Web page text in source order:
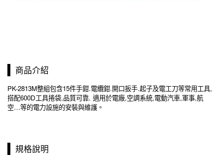
商品介紹
PK-2813M整組包含15件手鉗.電纜鉗.開口扳手.起子及電工刀等常用工具,
搭配600D工具捲袋,品質可靠. 適用於電廠,空調系統,電動汽車,軍事,航
空…等的電力設施的安裝與維護。
規格說明